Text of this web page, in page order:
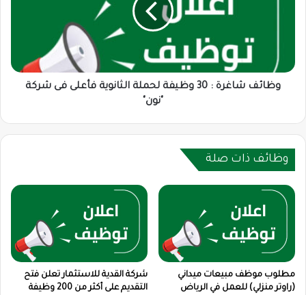
فى
شركة
وظائف شاغرة : 30 وظيفة لحملة الثانوية فأعلى فى شركة
"نون"
وظائف ذات صلة
مطلوب موظف مبيعات ميداني
(راوتر منزلي) للعمل في الرياض
شركة القدية للاستثمار تعلن فتح
التقديم على أكثر من 200 وظيفة